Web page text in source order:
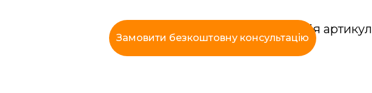
Корекція
звуків
Замовити безкоштовну консультацію